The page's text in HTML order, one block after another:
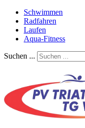
Schwimmen
Radfahren
Laufen
Aqua-Fitness
Suchen ...